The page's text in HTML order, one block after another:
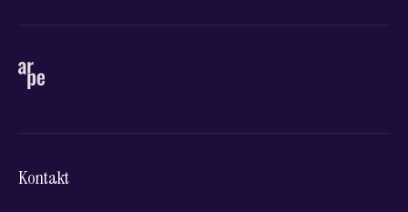
Kontakt